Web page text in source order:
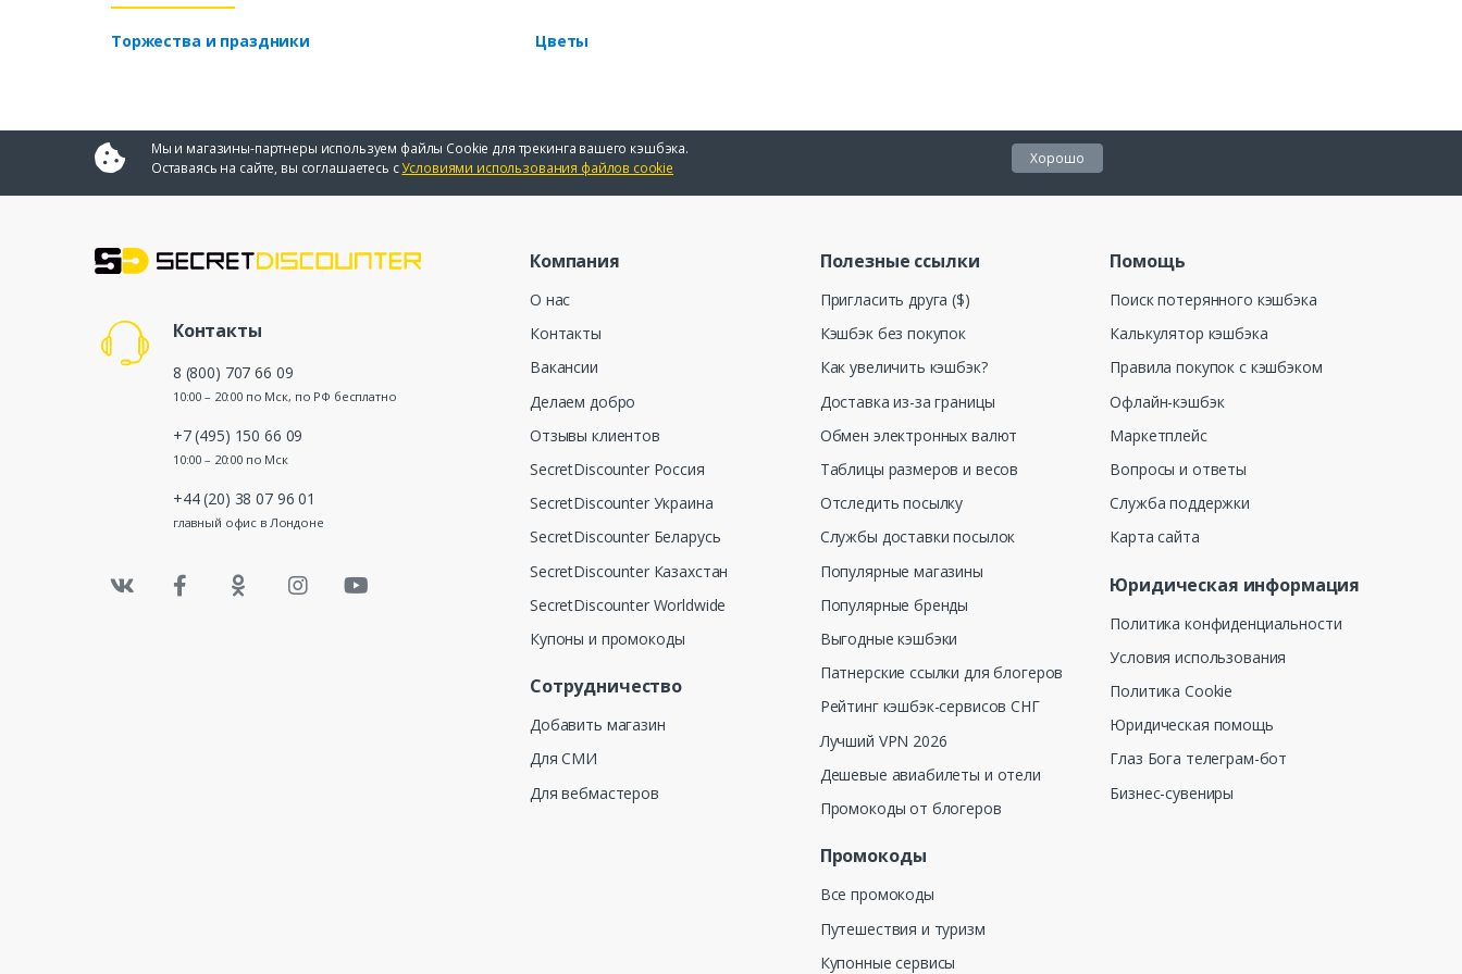
Торжества и праздники Цветы
Мы и магазины-партнеры используем файлы Cookie для трекинга вашего кэшбэка.
Оставаясь на сайте, вы соглашаетесь сУсловиями использования файлов cookie
Хорошо
Контакты
8 (800) 707 66 09
10:00 – 20:00 по Мск, по РФ бесплатно
+7 (495) 150 66 09
10:00 – 20:00 по Мск
+44 (20) 38 07 96 01
главный офис в Лондоне
Компания
О нас
Контакты
Вакансии
Делаем добро
Отзывы клиентов
SecretDiscounter Россия
SecretDiscounter Украина
SecretDiscounter Беларусь
SecretDiscounter Казахстан
SecretDiscounter Worldwide
Купоны и промокоды
Сотрудничество
Добавить магазин
Для СМИ
Для вебмастеров
Полезные ссылки
Пригласить друга ($)
Кэшбэк без покупок
Как увеличить кэшбэк?
Доставка из-за границы
Обмен электронных валют
Таблицы размеров и весов
Отследить посылку
Службы доставки посылок
Популярные магазины
Популярные бренды
Выгодные кэшбэки
Патнерские ссылки для блогеров
Рейтинг кэшбэк-сервисов СНГ
Лучший VPN 2026
Дешевые авиабилеты и отели
Промокоды от блогеров
Промокоды
Все промокоды
Путешествия и туризм
Купонные сервисы
Помощь
Поиск потерянного кэшбэка
Калькулятор кэшбэка
Правила покупок с кэшбэком
Офлайн-кэшбэк
Маркетплейс
Вопросы и ответы
Служба поддержки
Карта сайта
Юридическая информация
Политика конфиденциальности
Условия использования
Политика Cookie
Юридическая помощь
Глаз Бога телеграм-бот
Бизнес-сувениры